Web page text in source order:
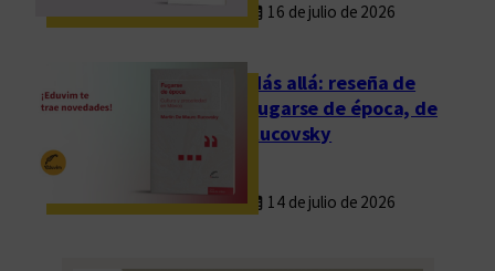
s
16 de julio de 2026
Más allá: reseña de
Fugarse de época, de
Rucovsky
14 de julio de 2026